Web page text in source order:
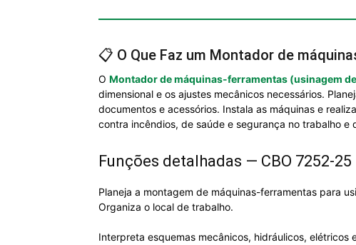
📋 O Que Faz um Montador de
O Montador de máquinas-ferramentas (usinagem
dimensional e os ajustes mecânicos necessários.
documentos e acessórios. Instala as máquinas e
contra incêndios, de saúde e segurança no trabalho e
Funções detalhadas — CBO 7252-25
Planeja a montagem de máquinas-ferramentas para
Organiza o local de trabalho.
Interpreta esquemas mecânicos, hidráulicos,